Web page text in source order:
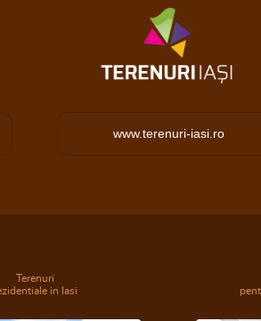
www.terenuri-iasi.ro
Terenuri
in Iasi